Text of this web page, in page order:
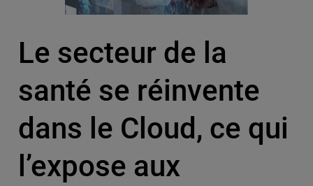
Le secteur de la
santé se réinvente
dans le Cloud, ce qui
l’expose aux